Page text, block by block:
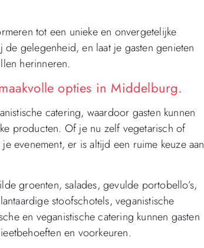
tot een unieke en onvergetelijke
gelegenheid, en laat je gasten genieten
herinneren.
opties in Middelburg.
catering, waardoor gasten kunnen
producten. Of je nu zelf vegetarisch of
evenement, er is altijd een ruime keuze aan
groenten, salades, gevulde portobello’s,
stoofschotels, veganistische
en veganistische catering kunnen gasten
en voorkeuren.